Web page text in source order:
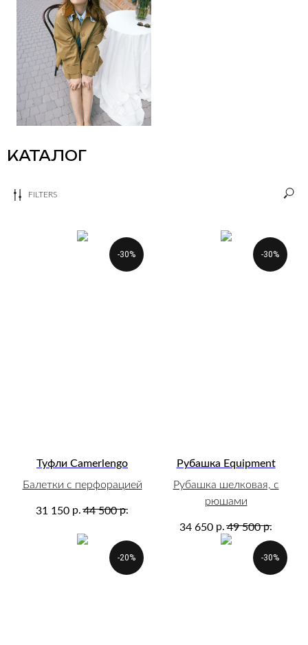
КАТАЛОГ
FILTERS
-30%
Туфли Camerlengo
Балетки с перфорацией
31 150 р. 44 500 р.
-30%
Рубашка Equipment
Рубашка шелковая, с
рюшами
34 650 р. 49 500 р.
-20% -30%